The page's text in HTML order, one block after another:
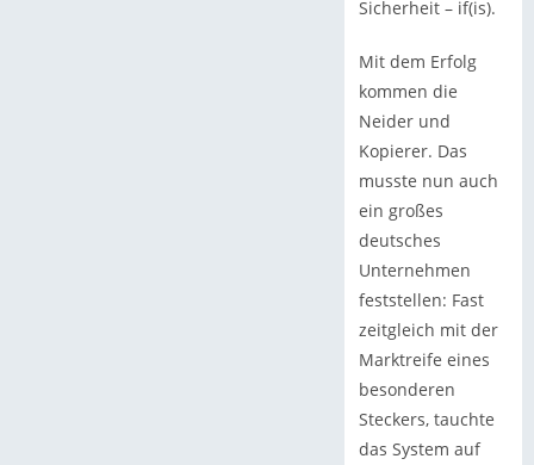
Sicherheit – if(is).
Mit dem Erfolg
kommen die
Neider und
Kopierer. Das
musste nun auch
ein großes
deutsches
Unternehmen
feststellen: Fast
zeitgleich mit der
Marktreife eines
besonderen
Steckers, tauchte
das System auf